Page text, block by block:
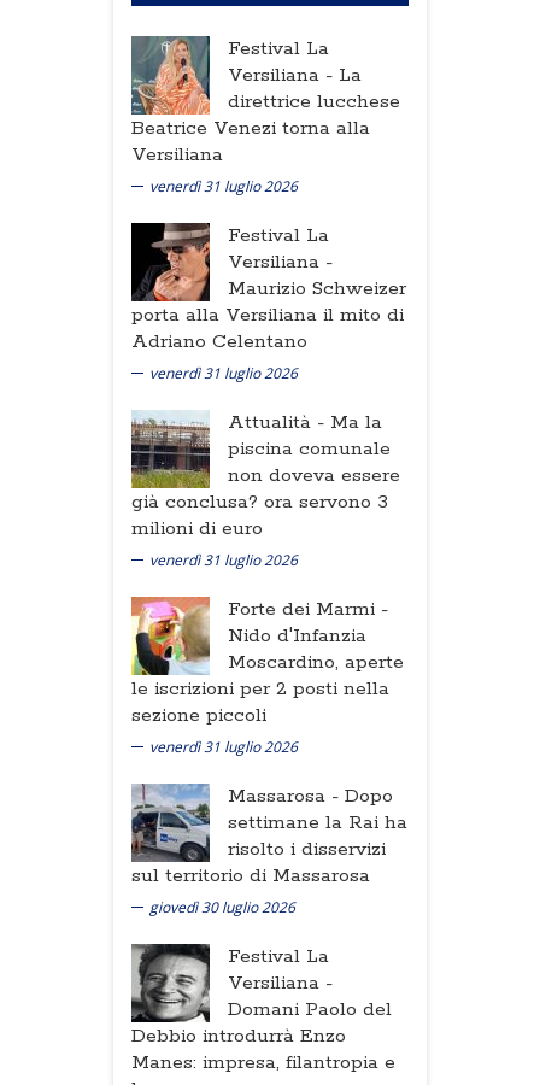
Festival La
Versiliana - La
direttrice lucchese
Beatrice Venezi torna alla
Versiliana
venerdì 31 luglio 2026
Festival La
Versiliana -
Maurizio Schweizer
porta alla Versiliana il mito di
Adriano Celentano
venerdì 31 luglio 2026
Attualità - Ma la
piscina comunale
non doveva essere
già conclusa? ora servono 3
milioni di euro
venerdì 31 luglio 2026
Forte dei Marmi -
Nido d'Infanzia
Moscardino, aperte
le iscrizioni per 2 posti nella
sezione piccoli
venerdì 31 luglio 2026
Massarosa - Dopo
settimane la Rai ha
risolto i disservizi
sul territorio di Massarosa
giovedì 30 luglio 2026
Festival La
Versiliana -
Domani Paolo del
Debbio introdurrà Enzo
Manes: impresa, filantropia e